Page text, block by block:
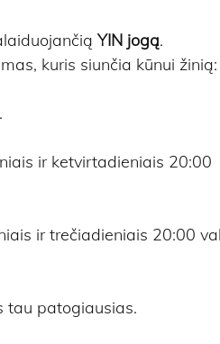
YIN jogą.
kuris siunčia kūnui žinią:
ir ketvirtadieniais 20:00
ir trečiadieniais 20:00
tau patogiausias.